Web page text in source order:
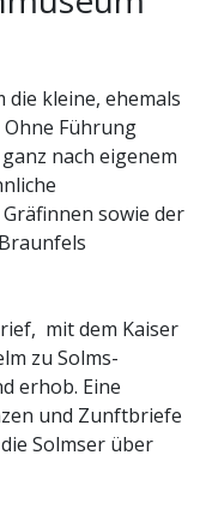
die kleine, ehemals
Ohne Führung
nach eigenem
sowie der
mit dem Kaiser
zu Solms-
erhob. Eine
und Zunftbriefe
Solmser über